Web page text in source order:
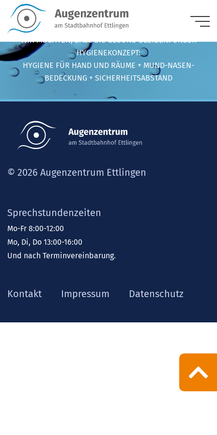
WIR MÖCHTEN, DASS SIE GESUND BLEIBEN. UNSER
HYGIENEKONZEPT:
HYGIENE FÜR HAND UND RÄUME + MUND-NASEN-
BEDECKUNG + SICHERHEITSABSTAND
© 2026 Augenzentrum Ettlingen
Sprechstundenzeiten
Mo-Fr 8:00-12:00
Mo, Di, Do 13:00-16:00
Und nach Terminvereinbarung.
Kontakt Impressum Datenschutz